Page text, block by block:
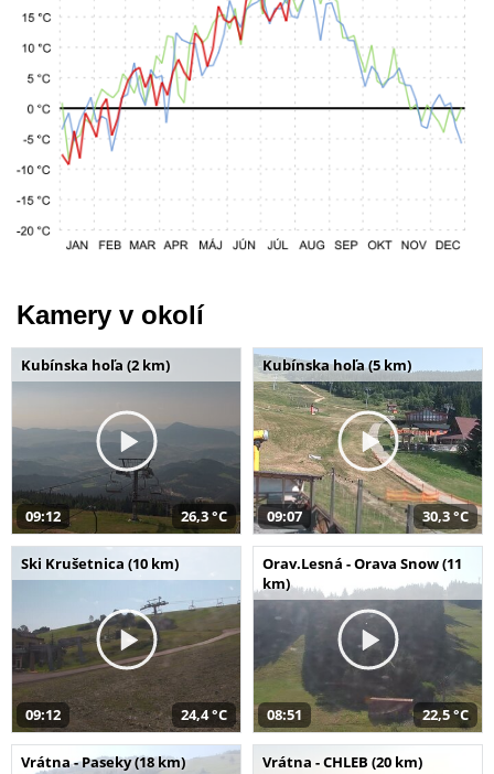
Kamery v okolí
Kubínska hoľa (2 km)
09:12 26,3 °C
Kubínska hoľa (5 km)
09:07 30,3 °C
Ski Krušetnica (10 km)
09:12 24,4 °C
Orav.Lesná - Orava Snow (11
km)
08:51 22,5 °C
Vrátna - Paseky (18 km) Vrátna - CHLEB (20 km)